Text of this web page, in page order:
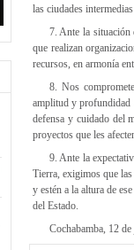
las ciudades
7. Ante la situación
que realizan
recursos, en armonía
8. Nos
amplitud y profundidad
defensa y cuidado del
proyectos que les
9. Ante la
Tierra, exigimos que
y estén a la altura de
del Estado.
Cochabamba, 12